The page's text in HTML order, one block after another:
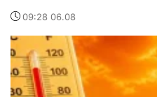
09:28 06.08